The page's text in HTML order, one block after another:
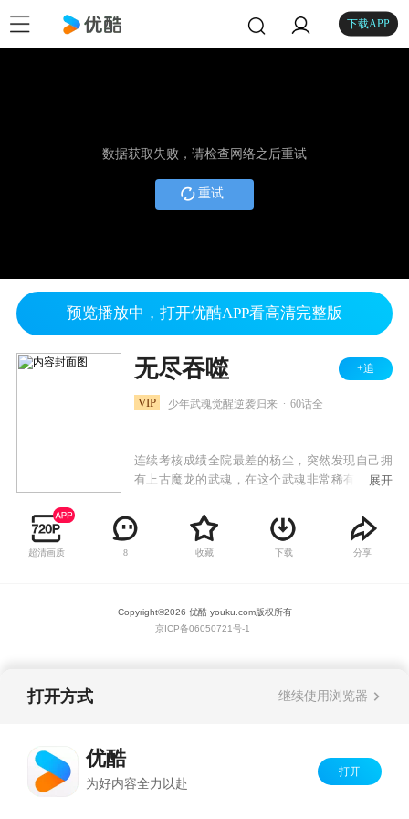
下载APP
数据获取失败，请检查网络之后重试
重试
预览播放中，打开优酷APP看高清完整版
无尽吞噬 +追
VIP 少年武魂觉醒逆袭归来 60话全
连续考核成绩全院最差的杨尘，突然发现自己拥
有上古魔龙的武魂，在这个武魂非常稀有的世界
玄幻世界里，杨尘将带着他的逆天天赋，开始开
挂一般的人生。
展开
超清画质 8 收藏 下载 分享
Copyright©2026 优酷 youku.com版权所有
京ICP备06050721号-1
打开方式 继续使用浏览器
优酷
为好内容全力以赴
打开